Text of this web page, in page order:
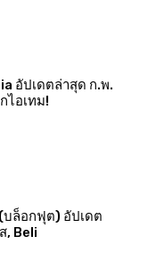
อัปเดตล่าสุด ก.พ.
ไอเทม!
ล็อกฟุต) อัปเดต
, Beli